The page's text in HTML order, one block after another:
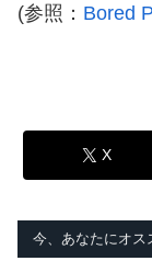
(参照： Bored
X
今、あなたにオス